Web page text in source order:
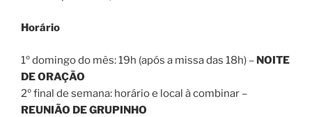
Horário
1º domingo do mês: 19h (após a missa das 18h) – NOITE
DE ORAÇÃO
2º final de semana: horário e local à combinar –
REUNIÃO DE GRUPINHO